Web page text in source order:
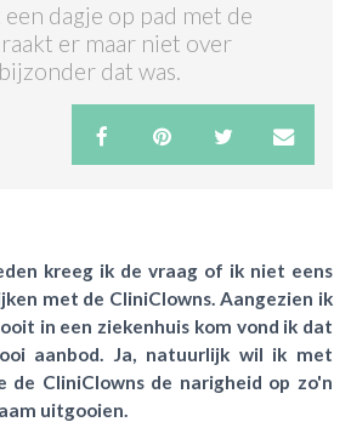
dagje op pad met de
er maar niet over
dat was.
kreeg ik de vraag of ik niet eens
met de CliniClowns. Aangezien ik
in een ziekenhuis kom vond ik dat
aanbod. Ja, natuurlijk wil ik met
de CliniClowns de narigheid op zo'n
uitgooien.